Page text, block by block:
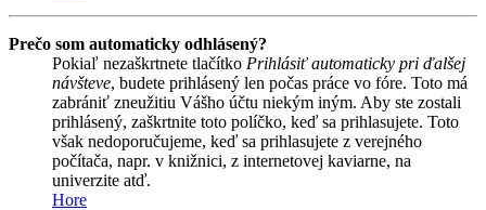
Prečo som automaticky odhlásený?
Pokiaľ nezaškrtnete tlačítko Prihlásiť automaticky pri ďalšej
návšteve, budete prihlásený len počas práce vo fóre. Toto má
zabrániť zneužitiu Vášho účtu niekým iným. Aby ste zostali
prihlásený, zaškrtnite toto políčko, keď sa prihlasujete. Toto
však nedoporučujeme, keď sa prihlasujete z verejného
počítača, napr. v knižnici, z internetovej kaviarne, na
univerzite atď.
Hore